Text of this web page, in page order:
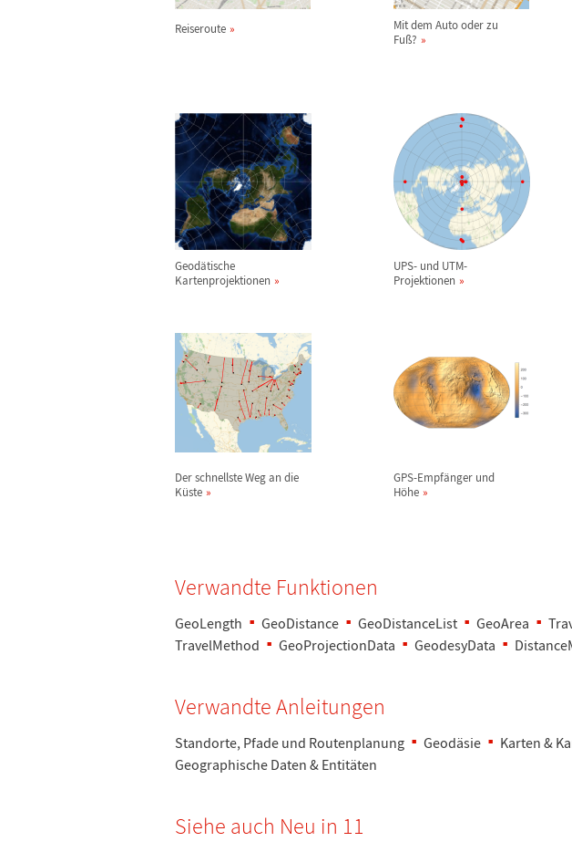
Reiseroute
Mit dem Auto oder zu
Fuß?
Geodätische
Kartenprojektionen
UPS- und UTM-
Projektionen
Der schnellste Weg an die
Küste
GPS-Empfänger und
Höhe
Verwandte Funktionen
GeoLength GeoDistance GeoDistanceList GeoArea
TravelMethod
GeoProjectionData GeodesyData
Verwandte Anleitungen
Standorte, Pfade und Routenplanung Geodäsie Karten &
Geographische Daten & Entitäten
Siehe auch Neu in 11